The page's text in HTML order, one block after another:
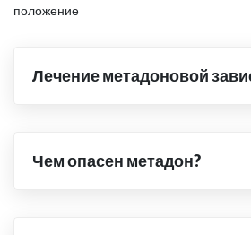
положение
Лечение метадоновой
Чем опасен метадон?